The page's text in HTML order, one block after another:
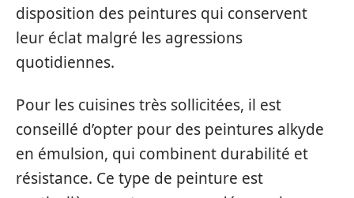
disposition des peintures qui conservent
leur éclat malgré les agressions
quotidiennes.
Pour les cuisines très sollicitées, il est
conseillé d’opter pour des peintures alkyde
en émulsion, qui combinent durabilité et
résistance. Ce type de peinture est